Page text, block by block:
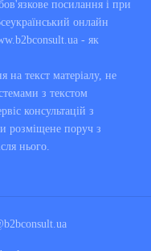
посилання і при
онлайн
- як
на текст матеріалу, не
з текстом
консультацій з
розміщене поруч з
нього.